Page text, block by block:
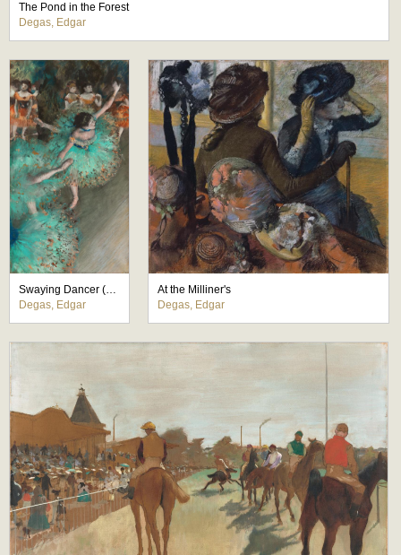
The Pond in the Forest
Degas, Edgar
Swaying Dancer (Dancer in Green)
Degas, Edgar
At the Milliner's
Degas, Edgar